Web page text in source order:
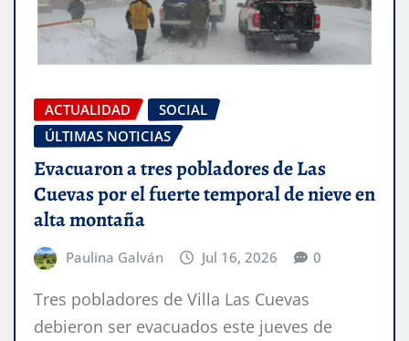
ACTUALIDAD
SOCIAL
ÚLTIMAS NOTICIAS
Evacuaron a tres pobladores de Las
Cuevas por el fuerte temporal de nieve en
alta montaña
Paulina Galván Jul 16, 2026 0
Tres pobladores de Villa Las Cuevas
debieron ser evacuados este jueves de